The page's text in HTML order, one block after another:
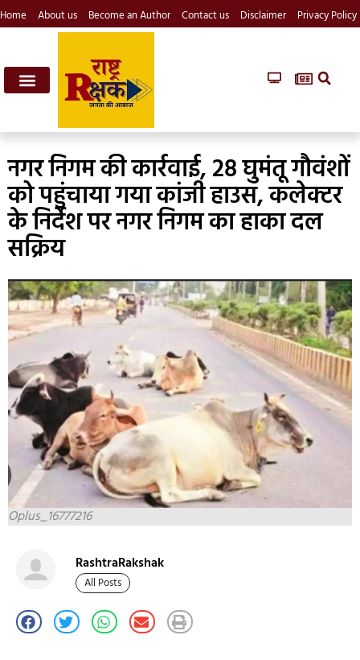
Home About us Become an Author Contact us Disclaimer Privacy Policy
नगर निगम की कार्रवाई, 28 घुमंतू गौवंशों
को पहुंचाया गया कांजी हाउस, कलेक्टर
के निर्देश पर नगर निगम का हाका दल
सक्रिय
Oplus_16777216
RashtraRakshak
All Posts